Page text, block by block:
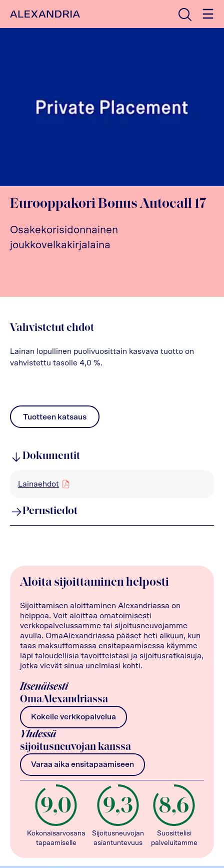
Etusivulle Avaa haku
Eurooppakori Bonus Autocall 17
Osakekorisidonnainen
joukkovelkakirjalaina
Vahvistetut ehdot
Lainan lopullinen puolivuosittain kasvava tuotto on
vahvistettu tasolle 4,0 %.
Tuotteen katsaus
pdf
Dokumentit
Lainaehdot
pdf
Perustiedot
Aloita sijoittaminen helposti
Sijoittamisen aloittaminen Alexandriassa on
helppoa. Voit aloittaa omatoimisesti
verkkopalvelussamme tai sijoitusneuvojamme
avulla. OmaAlexandriassa pääset heti alkuun, kun
taas maksuttomassa ensitapaamisessa käymme
läpi taloudellisia tavoitteistasi ja sijoitusratkaisuja,
jotka vievät sinua unelmiasi kohti.
Itsenäisesti
OmaAlexandriassa
Kokeile verkkopalvelua
Yhdessä
sijoitusneuvojan kanssa
Varaa aika ensitapaamiseen
Kokonaisarvosana
tapaamiselle
Sijoitusneuvojan
asiantuntevuus
Suosittelisi
palveluitamme